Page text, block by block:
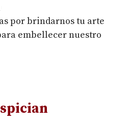
por brindarnos tu arte
embellecer nuestro